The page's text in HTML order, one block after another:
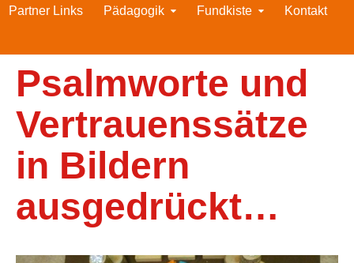
Partner Links Pädagogik Fundkiste Kontakt
Psalmworte und
Vertrauenssätze
in Bildern
ausgedrückt…